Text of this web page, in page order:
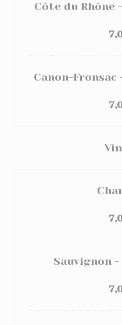
Côte du Rhône
Canon-Fronsac
Sauvignon